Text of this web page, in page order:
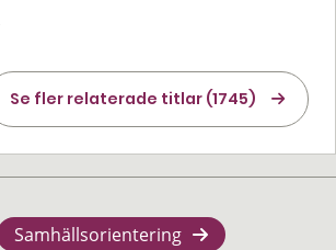
Se fler relaterade titlar (1745)
Samhällsorientering